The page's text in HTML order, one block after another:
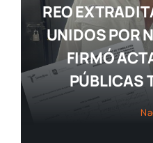
REO
UNIDOS POR
FIRMÓ
PÚBLICAS